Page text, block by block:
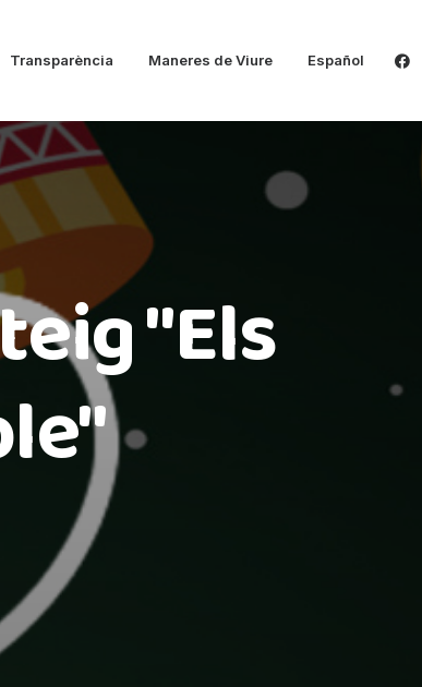
Transparència Maneres de Viure Español
"Els